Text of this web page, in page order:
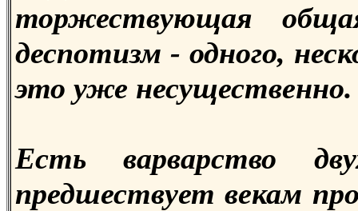
торжествующая
деспотизм - одного,
это уже несущественно.
Есть варварство
предшествует векам